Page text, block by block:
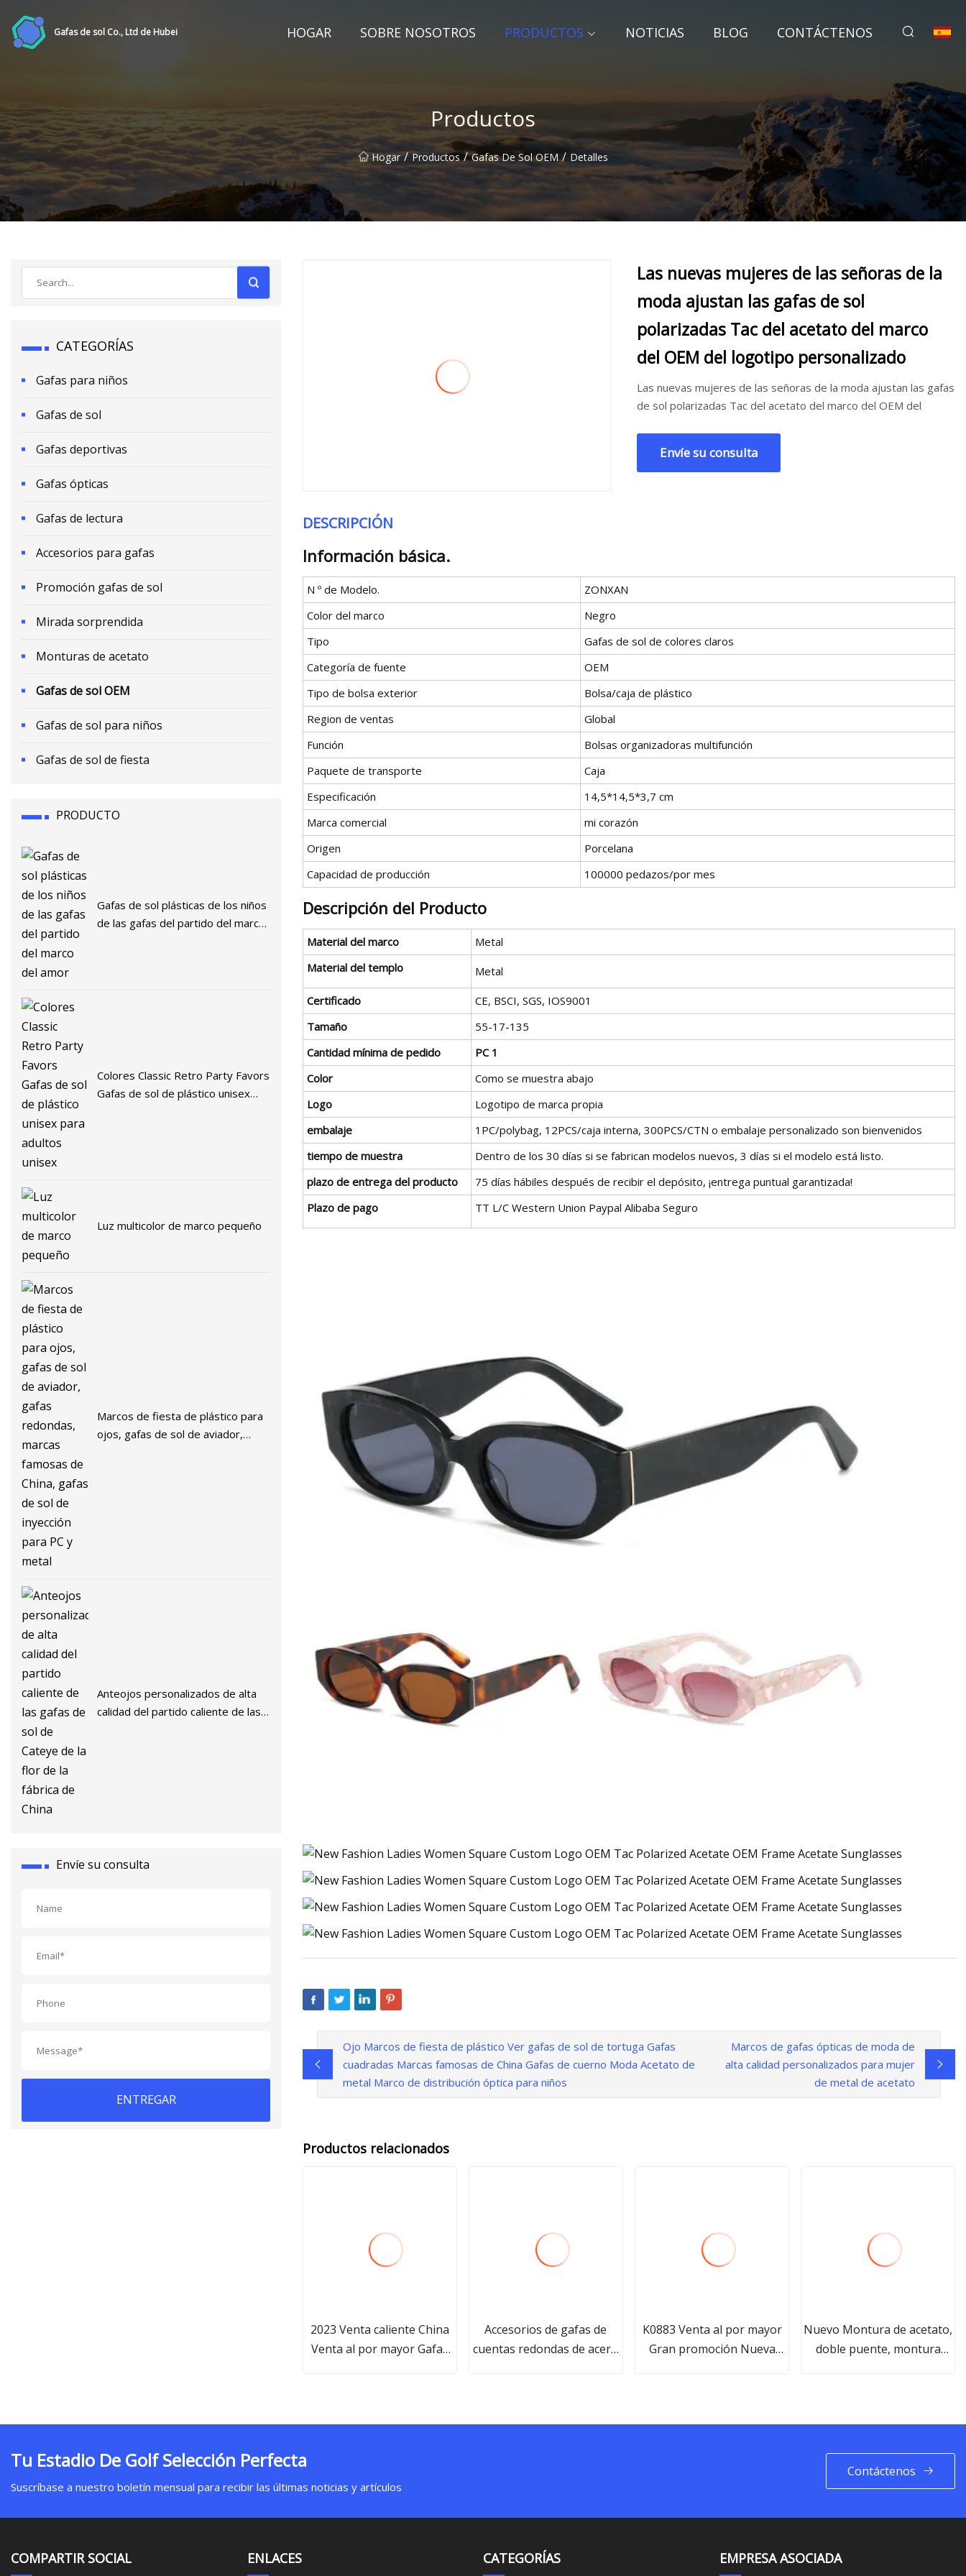
Gafas de sol Co., Ltd de Hubei HOGAR SOBRE NOSOTROS PRODUCTOS NOTICIAS BLOG CONTÁCTENOS
Productos
Hogar / Productos / Gafas De Sol OEM / Detalles
CATEGORÍAS
Gafas para niños
Gafas de sol
Gafas deportivas
Gafas ópticas
Gafas de lectura
Accesorios para gafas
Promoción gafas de sol
Mirada sorprendida
Monturas de acetato
Gafas de sol OEM
Gafas de sol para niños
Gafas de sol de fiesta
PRODUCTO
Gafas de sol plásticas de los niños
de las gafas del partido del marco
Colores Classic Retro Party Favors
Gafas de sol de plástico unisex
Luz multicolor de marco pequeño
Marcos de fiesta de plástico para
ojos, gafas de sol de aviador,
Anteojos personalizados de alta
calidad del partido caliente de las
Envíe su consulta
ENTREGAR
Las nuevas mujeres de las señoras de la
moda ajustan las gafas de sol
polarizadas Tac del acetato del marco
del OEM del logotipo personalizado
Las nuevas mujeres de las señoras de la moda ajustan las gafas
de sol polarizadas Tac del acetato del marco del OEM del
Envíe su consulta
DESCRIPCIÓN
Información básica.
N º de Modelo.
ZONXAN
Color del marco
Negro
Tipo
Gafas de sol de colores claros
Categoría de fuente
OEM
Tipo de bolsa exterior
Bolsa/caja de plástico
Region de ventas
Global
Función
Bolsas organizadoras multifunción
Paquete de transporte
Caja
Especificación
14,5*14,5*3,7 cm
Marca comercial
mi corazón
Origen
Porcelana
Capacidad de producción
100000 pedazos/por mes
Descripción del Producto
Material del marco
Metal
Material del templo
Metal
Certificado
CE, BSCI, SGS, IOS9001
Tamaño
55-17-135
Cantidad mínima de pedido
PC 1
Color
Como se muestra abajo
Logo
Logotipo de marca propia
embalaje
1PC/polybag, 12PCS/caja interna, 300PCS/CTN o embalaje personalizado son bienvenidos
tiempo de muestra
Dentro de los 30 días si se fabrican modelos nuevos, 3 días si el modelo está listo.
plazo de entrega del producto
75 días hábiles después de recibir el depósito, ¡entrega puntual garantizada!
Plazo de pago
TT L/C Western Union Paypal Alibaba Seguro
Ojo Marcos de fiesta de plástico Ver gafas de sol de tortuga Gafas
cuadradas Marcas famosas de China Gafas de cuerno Moda Acetato de
metal Marco de distribución óptica para niños
Marcos de gafas ópticas de moda de
alta calidad personalizados para mujer
de metal de acetato
Productos relacionados
2023 Venta caliente China
Venta al por mayor Gafas
Accesorios de gafas de
cuentas redondas de acero
K0883 Venta al por mayor
Gran promoción Nueva
lindas para niños para niño
Nuevo Montura de acetato,
doble puente, montura
Tu Estadio De Golf Selección Perfecta
Suscríbase a nuestro boletín mensual para recibir las últimas noticias y artículos
Contáctenos
COMPARTIR SOCIAL ENLACES CATEGORÍAS EMPRESA ASOCIADA